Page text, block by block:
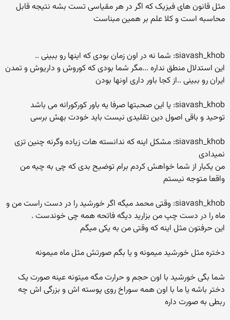
مثل قانون های فیزیک که اگر در هر مقیاسی تست بشه نتیجه قابل
محاسبه است و کلا علم بر همین مبناست
siavash_khob: شما نه در اون زمان بودی که اینها رو ببینی ..
این استدلال منطق نداره ...مگر شما بودی که کوروش و داریوش و تمدن
ایران رو ببینی ..از کجا باور داری اونها بودن
siavash_khob: یا این صحبتها صرفا یه باور کورکورانه می باشد
توحید و باقی اصول دین تقلیدی نیست باید خودت بهش برسی
siavash_khob: مشکل اینه که ندانسته هات زیاده وگرنه چنین تزی
نمیدادی
من یکبار از شما خواهش کردم برام توضیح بدی که چی به چیه من
واقعا متوجه نیستم
siavash_khob: وقتی محمد میگه اگر خورشید را در دست راست من و
ماه را در دست چپ من بزارید دیگه فاتحه همه چی خوندست .
این حرفتون مثل اینه که وقتی من به یکی میگم
دختره مثل خورشید میمونه و یا بگم صورتش مثل ماه میمونه
شما بگی خورشید با اون حجم و حرارت مگه میتونه عینه صورت یک
دختر باشه یا ما با اون همه سوراخ روی پوسته اش و بزرگی اش چه
ربطی به صورت داره